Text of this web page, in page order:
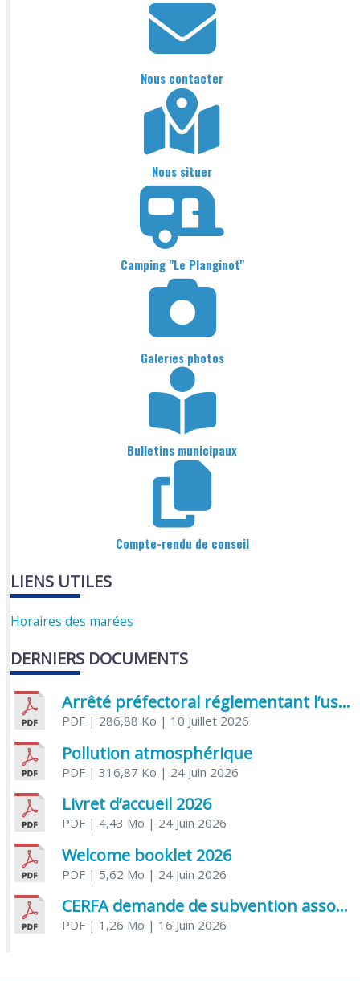
Nous contacter
Nous situer
Camping "Le Planginot"
Galeries photos
Bulletins municipaux
Compte-rendu de conseil
LIENS UTILES
Horaires des marées
DERNIERS DOCUMENTS
Arrêté préfectoral réglementant l’usage de l’eau
PDF| 286,88 Ko | 10 Juillet 2026
Pollution atmosphérique
PDF| 316,87 Ko | 24 Juin 2026
Livret d’accueil 2026
PDF| 4,43 Mo | 24 Juin 2026
Welcome booklet 2026
PDF| 5,62 Mo | 24 Juin 2026
CERFA demande de subvention association
PDF| 1,26 Mo | 16 Juin 2026